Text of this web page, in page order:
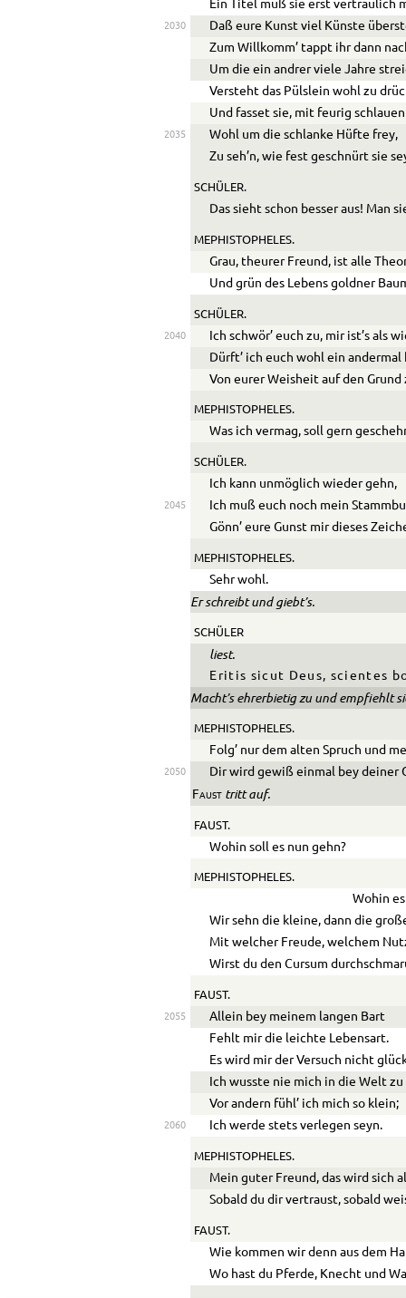
Ein Titel muß sie erst vertraulich
2030
Daß eure Kunst viel Künste
Zum Willkomm’ tappt ihr dann
Um die ein andrer viele Jahre
Versteht das Pülslein wohl zu
Und fasset sie, mit feurig
2035
Wohl um die schlanke Hüfte frey,
Zu seh’n, wie fest geschnürt sie
SCHÜLER.
Das sieht schon besser aus! Man
MEPHISTOPHELES.
Grau, theurer Freund, ist alle
Und grün des Lebens goldner
SCHÜLER.
2040
Ich schwör’ euch zu, mir ist’s als
Dürft’ ich euch wohl ein andermal
Von eurer Weisheit auf den Grund
MEPHISTOPHELES.
Was ich vermag, soll gern
SCHÜLER.
Ich kann unmöglich wieder gehn,
2045
Ich muß euch noch mein
Gönn’ eure Gunst mir dieses
MEPHISTOPHELES.
Sehr wohl.
Er schreibt und giebt’s.
SCHÜLER
liest.
Eritis sicut Deus, scientes
Macht’s ehrerbietig zu und empfiehlt
MEPHISTOPHELES.
Folg’ nur dem alten Spruch und
2050
Dir wird gewiß einmal bey deiner
Fausttritt auf.
FAUST.
Wohin soll es nun gehn?
MEPHISTOPHELES.
Wohin
Wir sehn die kleine, dann die
Mit welcher Freude, welchem
Wirst du den Cursum
FAUST.
2055
Allein bey meinem langen Bart
Fehlt mir die leichte Lebensart.
Es wird mir der Versuch nicht
Ich wusste nie mich in die Welt zu
Vor andern fühl’ ich mich so klein;
2060 Ich werde stets verlegen seyn.
MEPHISTOPHELES.
Mein guter Freund, das wird sich
Sobald du dir vertraust, sobald
FAUST.
Wie kommen wir denn aus dem
Wo hast du Pferde, Knecht und